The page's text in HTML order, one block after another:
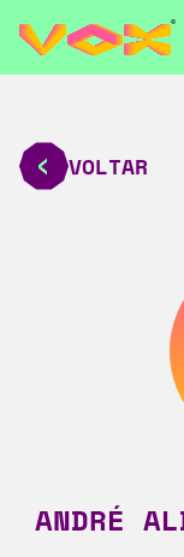
VOLTAR
ANDRÉ